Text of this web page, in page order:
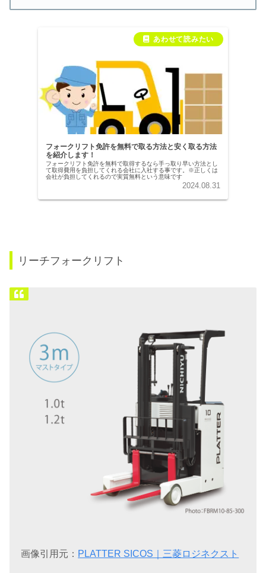
フォークリフト免許を無料で取る方法と安く取る方法
を紹介します！
フォークリフト免許を無料で取得するなら手っ取り早い方法とし
て取得費用を負担してくれる会社に入社する事です。※正しくは
会社が負担してくれるので実質無料という意味です
2024.08.31
リーチフォークリフト
画像引用元： PLATTER SICOS｜三菱ロジネクスト